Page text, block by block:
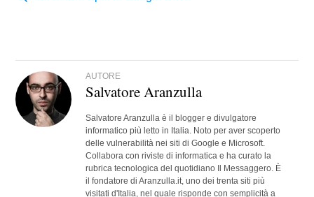
AUTORE
Salvatore Aranzulla
Salvatore Aranzulla è il blogger e divulgatore
informatico più letto in Italia. Noto per aver scoperto
delle vulnerabilità nei siti di Google e Microsoft.
Collabora con riviste di informatica e ha curato la
rubrica tecnologica del quotidiano Il Messaggero. È
il fondatore di Aranzulla.it, uno dei trenta siti più
visitati d'Italia, nel quale risponde con semplicità a